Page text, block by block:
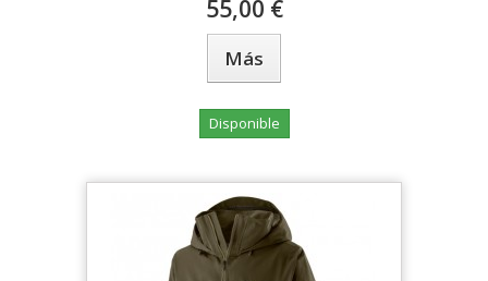
55,00 €
Más
Disponible